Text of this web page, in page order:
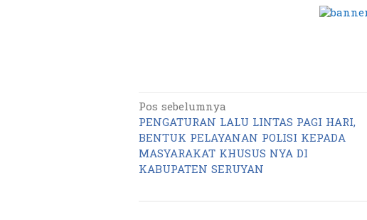
Navigasi
pos
Pos sebelumnya
PENGATURAN LALU LINTAS PAGI HARI,
BENTUK PELAYANAN POLISI KEPADA
MASYARAKAT KHUSUS NYA DI
KABUPATEN SERUYAN